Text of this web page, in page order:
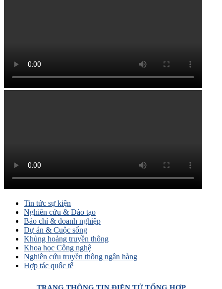
Tin tức sự kiện
Nghiên cứu & Đào tạo
Báo chí & doanh nghiệp
Dự án & Cuộc sống
Khủng hoảng truyền thông
Khoa học Công nghệ
Nghiên cứu truyền thông ngân hàng
Hợp tác quốc tế
TRANG THÔNG TIN ĐIỆN TỬ TỔNG HỢP